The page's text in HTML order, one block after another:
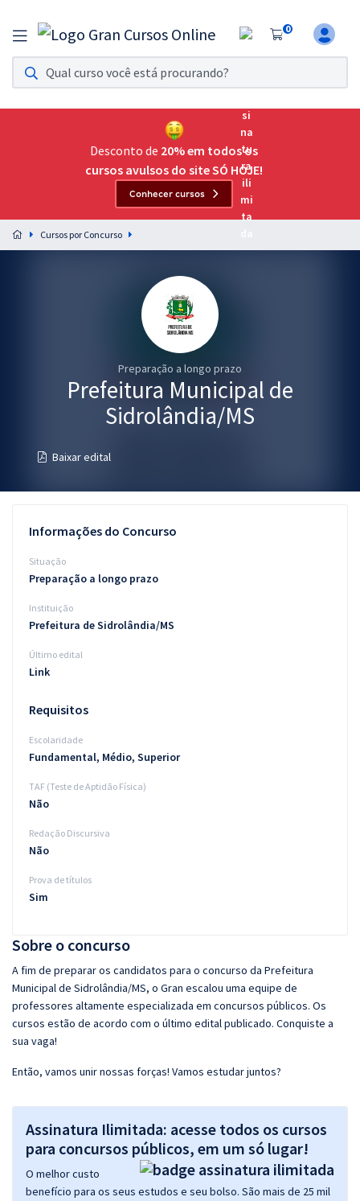
0
Assinatura Ilimitada 11
Acesso a todos os cursos. Teste grátis por 7 dias!
Assinatura OAB Até Passar
Acesso ilimitado a toda preparação para o Exame da
Preparação completa e intensiva para as principais
residências em saúde do Brasil
Questões grátis
Conteúdo gratuito
Aprovados
Atendimento
Desconto de 20% em todos os
cursos avulsos do site SÓ HOJE!
Conhecer cursos
Cursos por Concurso
Preparação a longo prazo
Prefeitura Municipal de
Sidrolândia/MS
Baixar edital
Sobre o concurso
A fim de preparar os candidatos para o concurso da Prefeitura
Municipal de Sidrolândia/MS, o Gran escalou uma equipe de
professores altamente especializada em concursos públicos. Os
cursos estão de acordo com o último edital publicado. Conquiste a
sua vaga!
Então, vamos unir nossas forças! Vamos estudar juntos?
Assinatura Ilimitada: acesse todos os cursos
para concursos públicos, em um só lugar!
O melhor custo
benefício para os seus estudos e seu bolso. São mais de 25 mil
Informações do Concurso
Situação
Preparação a longo prazo
Instituição
Prefeitura de Sidrolândia/MS
Último edital
Link
Requisitos
Escolaridade
Fundamental, Médio, Superior
TAF (Teste de Aptidão Física)
Não
Redação Discursiva
Não
Prova de títulos
Sim